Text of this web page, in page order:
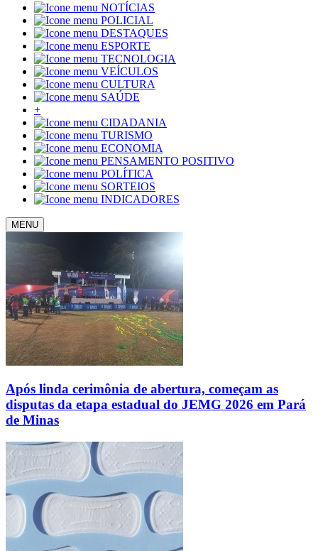
NOTÍCIAS
POLICIAL
DESTAQUES
ESPORTE
TECNOLOGIA
VEÍCULOS
CULTURA
SAÚDE
+
CIDADANIA
TURISMO
ECONOMIA
PENSAMENTO POSITIVO
POLÍTICA
SORTEIOS
INDICADORES
MENU
Após linda cerimônia de abertura, começam as
disputas da etapa estadual do JEMG 2026 em Pará
de Minas